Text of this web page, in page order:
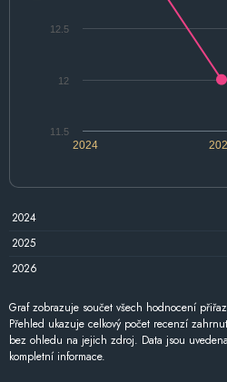
2024
11.5
12
12.5
2024
2025
2026
Graf zobrazuje součet všech hodnocení
Přehled ukazuje celkový počet recenzí
bez ohledu na jejich zdroj. Data jsou
kompletní informace.